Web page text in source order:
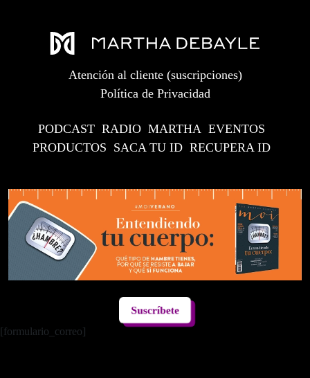
Atención al cliente (suscripciones)
Política de Privacidad
PODCAST RADIO MARTHA EVENTOS
PRODUCTOS SACA TU ID RECUPERA ID
Suscríbete
[formulario_correo]